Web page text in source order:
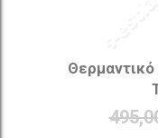
Θερμαντικό